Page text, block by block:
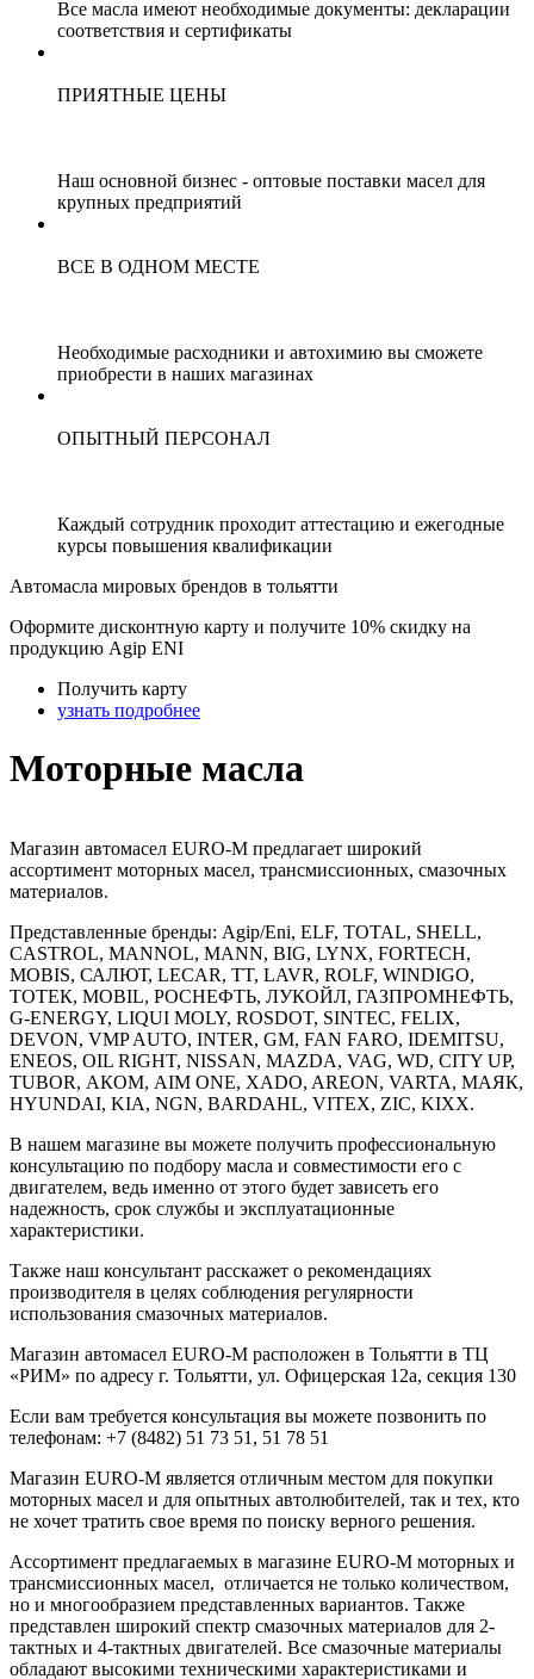
Все масла имеют необходимые документы: декларации
соответствия и сертификаты
ПРИЯТНЫЕ ЦЕНЫ
Наш основной бизнес - оптовые поставки масел для
крупных предприятий
ВСЕ В ОДНОМ МЕСТЕ
Необходимые расходники и автохимию вы сможете
приобрести в наших магазинах
ОПЫТНЫЙ ПЕРСОНАЛ
Каждый сотрудник проходит аттестацию и ежегодные
курсы повышения квалификации
Автомасла мировых брендов в тольятти
Оформите дисконтную карту и получите 10% скидку на
продукцию Agip ENI
Получить карту
узнать подробнее
Моторные масла
Mагазин автомасел EURO-M предлагает широкий
ассортимент моторных масел, трансмиссионных, смазочных
материалов.
Представленные бренды: Agip/Eni, ELF, TOTAL, SHELL,
CASTROL, MANNOL, MANN, BIG, LYNX, FORTECH,
MOBIS, САЛЮТ, LECAR, TT, LAVR, ROLF, WINDIGO,
ТОТЕК, MOBIL, РОСНЕФТЬ, ЛУКОЙЛ, ГАЗПРОМНЕФТЬ,
G-ENERGY, LIQUI MOLY, ROSDOT, SINTEC, FELIX,
DEVON, VMP AUTO, INTER, GM, FAN FARO, IDEMITSU,
ENEOS, OIL RIGHT, NISSAN, MAZDA, VAG, WD, CITY UP,
TUBOR, АКОМ, AIM ONE, XADO, AREON, VARTA, МАЯК,
HYUNDAI, KIA, NGN, BARDAHL, VITEX, ZIC, KIXX.
В нашем магазине вы можете получить профессиональную
консультацию по подбору масла и совместимости его с
двигателем, ведь именно от этого будет зависеть его
надежность, срок службы и эксплуатационные
характеристики.
Также наш консультант расскажет о рекомендациях
производителя в целях соблюдения регулярности
использования смазочных материалов.
Mагазин автомасел EURO-M расположен в Тольятти в ТЦ
«РИМ» по адресу г. Тольятти, ул. Офицерская 12а, секция 130
Если вам требуется консультация вы можете позвонить по
телефонам: +7 (8482) 51 73 51, 51 78 51
Магазин EURO-M является отличным местом для покупки
моторных масел и для опытных автолюбителей, так и тех, кто
не хочет тратить свое время по поиску верного решения.
Ассортимент предлагаемых в магазине EURO-M моторных и
трансмиссионных масел, отличается не только количеством,
но и многообразием представленных вариантов. Также
представлен широкий спектр смазочных материалов для 2-
тактных и 4-тактных двигателей. Все смазочные материалы
обладают высокими техническими характеристиками и